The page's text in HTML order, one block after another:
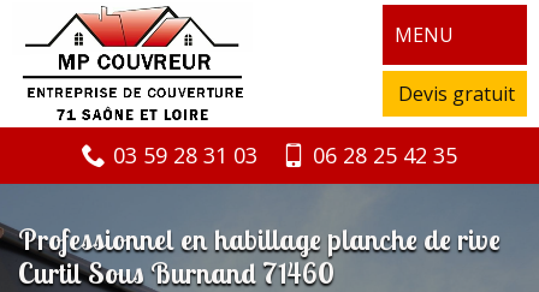
MENU
Devis gratuit
03 59 28 31 03 06 28 25 42 35
Professionnel en habillage planche de rive
Curtil Sous Burnand 71460